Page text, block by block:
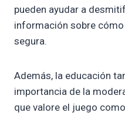
pueden ayudar a
información sobre
segura.
Además, la educación
importancia de la
que valore el juego